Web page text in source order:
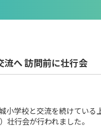
流へ 訪問前に壮行会
小学校と交流を続けてい
壮行会が行われました。